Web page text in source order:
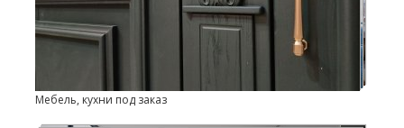
Мебель, кухни под заказ